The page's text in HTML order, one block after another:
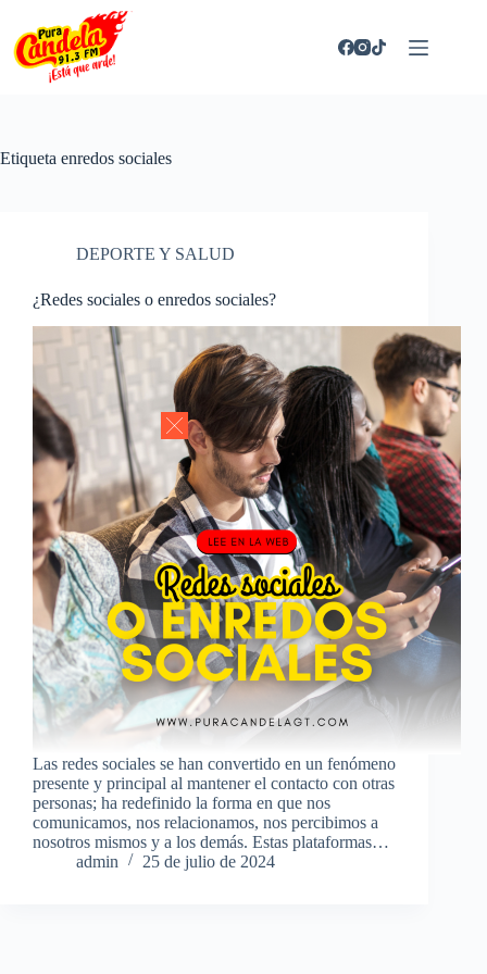
contenido
Etiqueta enredos sociales
DEPORTE Y SALUD
¿Redes sociales o enredos sociales?
Las redes sociales se han convertido en un fenómeno
presente y principal al mantener el contacto con otras
personas; ha redefinido la forma en que nos
comunicamos, nos relacionamos, nos percibimos a
nosotros mismos y a los demás. Estas plataformas…
admin
25 de julio de 2024